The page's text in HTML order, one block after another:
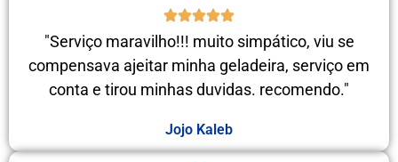
"Serviço maravilho!!! muito simpático, viu se
compensava ajeitar minha geladeira, serviço em
conta e tirou minhas duvidas. recomendo."
Jojo Kaleb